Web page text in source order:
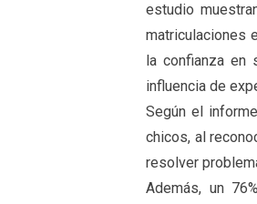
estudio
matriculaciones
la confianza en
influencia de
Según el
chicos, al
resolver
Además, un